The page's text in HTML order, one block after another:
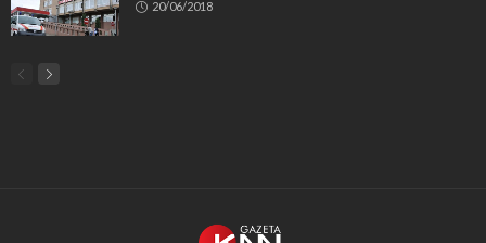
20/06/2018